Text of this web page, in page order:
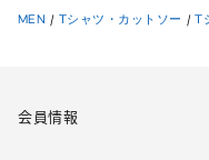
MEN / Tシャツ・カットソー / T
会員情報